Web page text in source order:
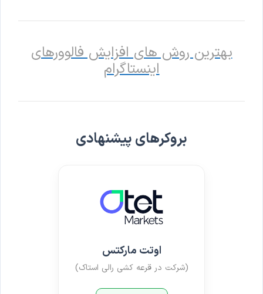
بهترین روش های افزایش فالوورهای
اینستاگرام
بروکرهای پیشنهادی
اوتت مارکتس
(شرکت در قرعه کشی رالی استاک)